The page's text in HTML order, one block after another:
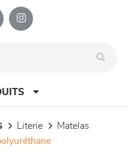
literie
matelas